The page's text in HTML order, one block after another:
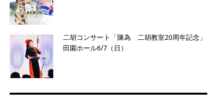
二胡コンサート「陳為 二胡教室20周年記念」
田園ホール6/7（日）